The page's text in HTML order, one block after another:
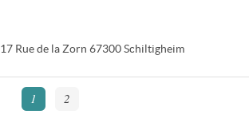
17 Rue de la Zorn 67300 Schiltigheim
1 2